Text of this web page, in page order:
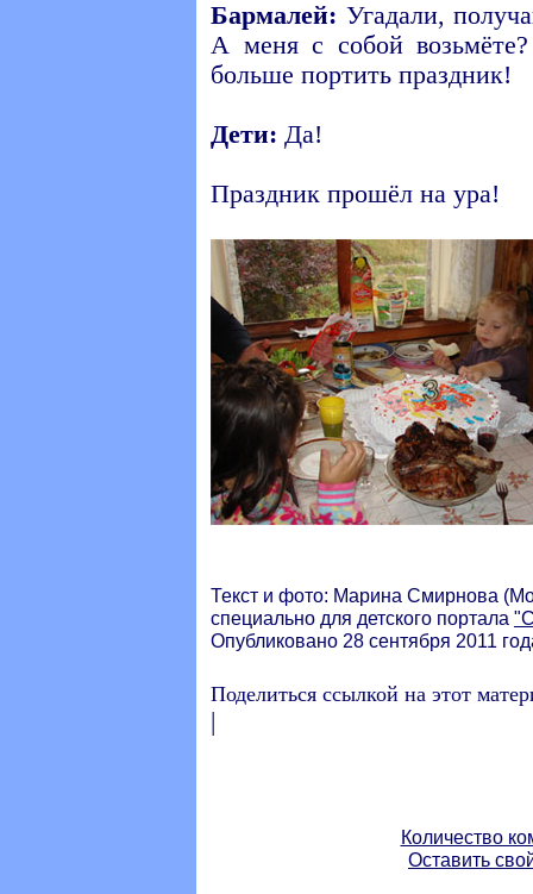
Бармалей: Угадали,
А меня с собой
больше портить праздник!
Дети: Да!
Праздник прошёл на ура!
Текст и фото: Марина Смирнова
специально для детского портала
Опубликовано 28 сентября 2011
Поделиться ссылкой на этот
|
Количество
Оставить